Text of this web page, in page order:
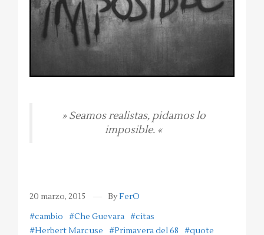
» Seamos realistas, pidamos lo
imposible. «
20 marzo, 2015 ByFerO
#cambio
#Che Guevara #citas
#Herbert Marcuse
#Primavera del 68
#quote